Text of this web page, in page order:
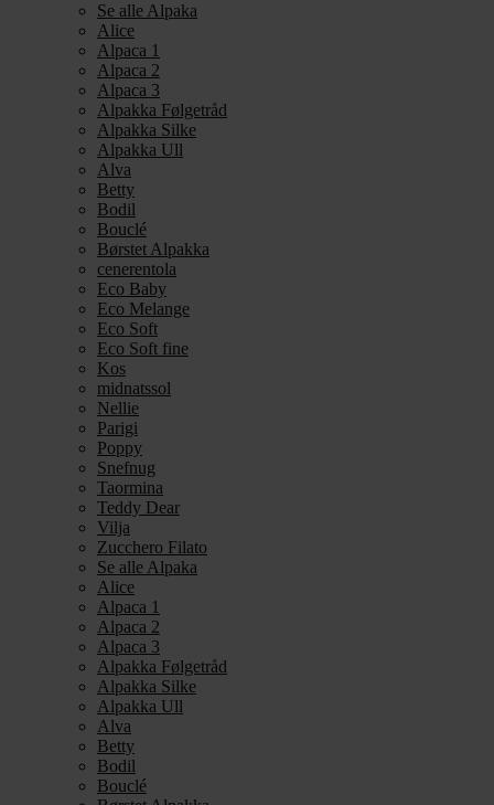
Se alle Alpaka
Alice
Alpaca 1
Alpaca 2
Alpaca 3
Alpakka Følgetråd
Alpakka Silke
Alpakka Ull
Alva
Betty
Bodil
Bouclé
Børstet Alpakka
cenerentola
Eco Baby
Eco Melange
Eco Soft
Eco Soft fine
Kos
midnatssol
Nellie
Parigi
Poppy
Snefnug
Taormina
Teddy Dear
Vilja
Zucchero Filato
Se alle Alpaka
Alice
Alpaca 1
Alpaca 2
Alpaca 3
Alpakka Følgetråd
Alpakka Silke
Alpakka Ull
Alva
Betty
Bodil
Bouclé